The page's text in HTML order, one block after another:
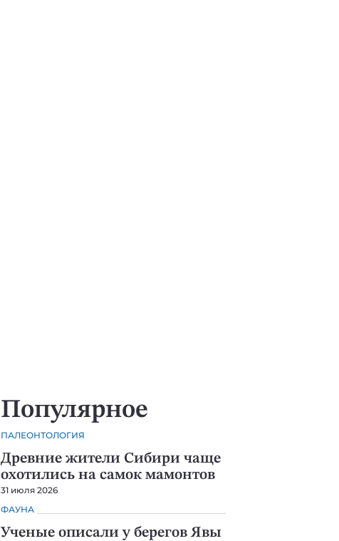
Популярное
ПАЛЕОНТОЛОГИЯ
Древние жители Сибири чаще
охотились на самок мамонтов
31 июля 2026
ФАУНА
Ученые описали у берегов Явы